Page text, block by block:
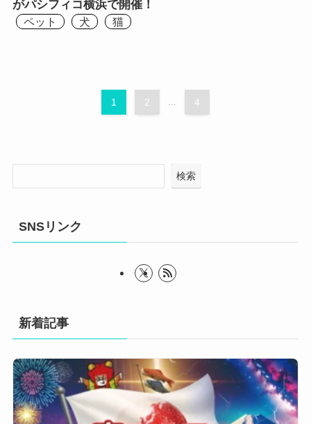
がパシフィコ横浜で開催！
ペット 犬 猫
1 2 ... 4
検索
SNSリンク
新着記事